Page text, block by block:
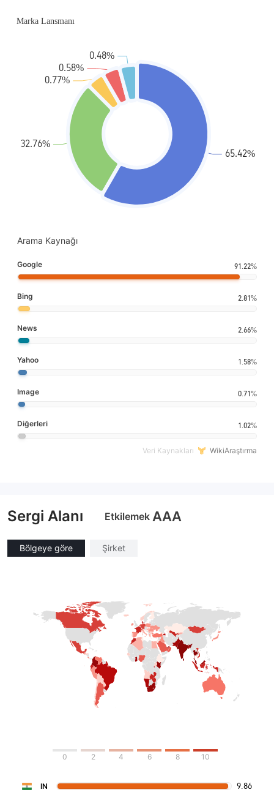
Arama Kaynağı
Google 91.22%
Bing 2.81%
News 2.66%
Yahoo 1.58%
Image 0.71%
Diğerleri 1.02%
Veri Kaynakları WikiAraştırma
Sergi Alanı Etkilemek AAA
Bölgeye göre Şirket
0 2 4 6 8 10
IN 9.86